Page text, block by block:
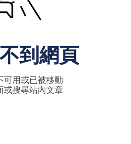
到網頁
可用或已被移動
或搜尋站內文章